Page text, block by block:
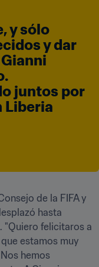
y sólo
y dar
juntos por
Liberia
de la FIFA y
hasta
"Quiero felicitaros a
estamos muy
hemos